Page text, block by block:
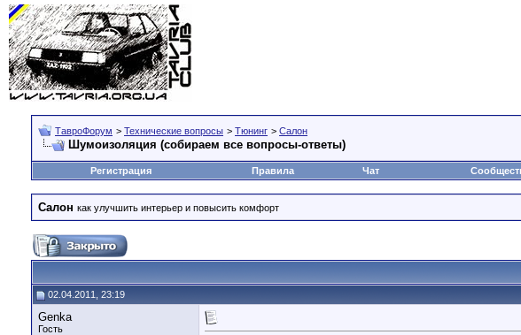
ТавроФорум > Технические вопросы > Тюнинг > Салон
Шумоизоляция (собираем все вопросы-ответы)
Регистрация Правила Чат
Салон как улучшить интерьер и повысить комфорт
02.04.2011, 23:19
Genka
Гость